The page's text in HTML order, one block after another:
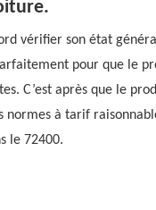
vérifier son état
pour que le
C’est après que le
à tarif
le 72400.